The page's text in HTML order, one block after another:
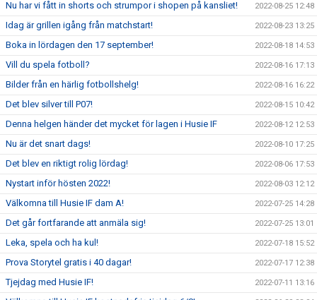
Nu har vi fått in shorts och strumpor i shopen på kansliet! 2022-08-25 12:48
Idag är grillen igång från matchstart! 2022-08-23 13:25
Boka in lördagen den 17 september! 2022-08-18 14:53
Vill du spela fotboll? 2022-08-16 17:13
Bilder från en härlig fotbollshelg! 2022-08-16 16:22
Det blev silver till P07! 2022-08-15 10:42
Denna helgen händer det mycket för lagen i Husie IF 2022-08-12 12:53
Nu är det snart dags! 2022-08-10 17:25
Det blev en riktigt rolig lördag! 2022-08-06 17:53
Nystart inför hösten 2022! 2022-08-03 12:12
Välkomna till Husie IF dam A! 2022-07-25 14:28
Det går fortfarande att anmäla sig! 2022-07-25 13:01
Leka, spela och ha kul! 2022-07-18 15:52
Prova Storytel gratis i 40 dagar! 2022-07-17 12:38
Tjejdag med Husie IF! 2022-07-11 13:16